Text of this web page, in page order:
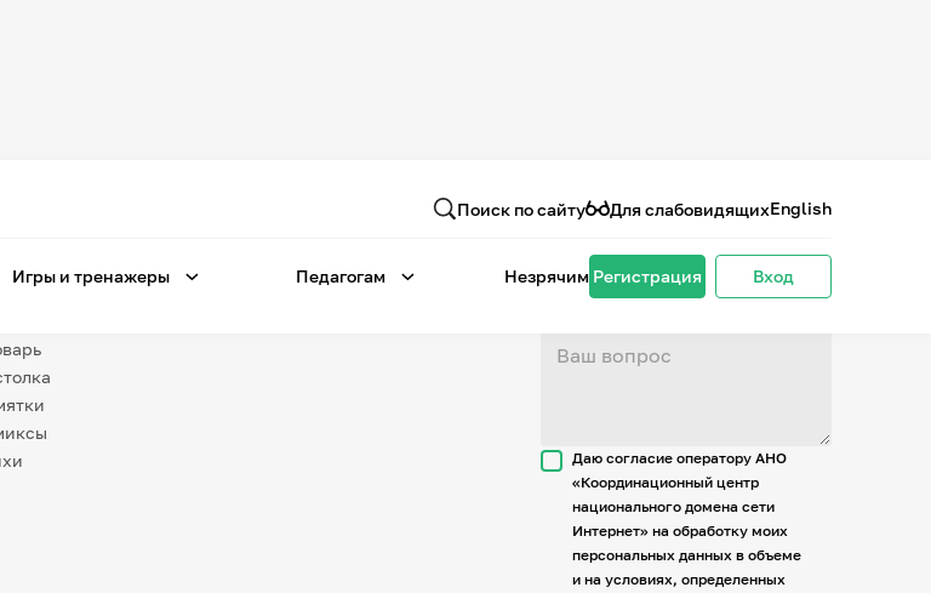
Поиск по сайту Для слабовидящихEnglish
Игры и тренажеры Педагогам Незрячим Регистрация Вход
о проекте
Даю согласие оператору АНО
«Координационный центр
национального домена сети
Интернет» на обработку моих
персональных данных в объеме
и на условиях, определенных